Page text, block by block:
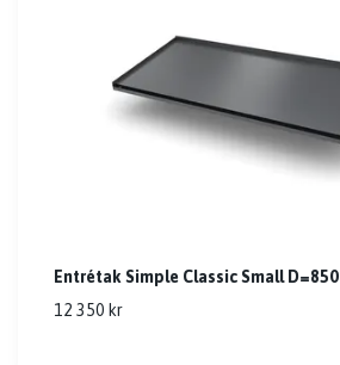
Entrétak Simple Classic Small D=850
12 350 kr